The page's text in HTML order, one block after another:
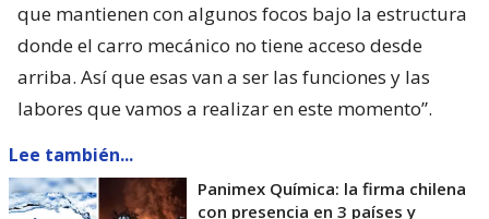
que mantienen con algunos focos bajo la estructura
donde el carro mecánico no tiene acceso desde
arriba. Así que esas van a ser las funciones y las
labores que vamos a realizar en este momento”.
Lee también...
Panimex Química: la firma chilena
con presencia en 3 países y